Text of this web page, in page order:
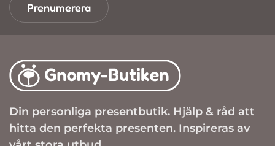
Prenumerera
Din personliga presentbutik. Hjälp & råd att
hitta den perfekta presenten. Inspireras av